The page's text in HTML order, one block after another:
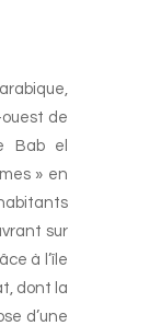
de
Bab el
» en
sur
à l’île
dont la
d’une